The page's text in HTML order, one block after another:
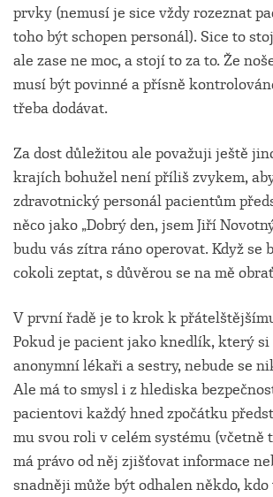
prvky (nemusí je sice vždy rozeznat
toho být schopen personál). Sice to
ale zase ne moc, a stojí to za to. Že
musí být povinné a přísně
třeba dodávat.
Za dost důležitou ale považuji ještě
krajích bohužel není příliš zvykem,
zdravotnický personál pacientům
něco jako „Dobrý den, jsem Jiří
budu vás zítra ráno operovat. Když se
cokoli zeptat, s důvěrou se na mě
V první řadě je to krok k
Pokud je pacient jako knedlík, který
anonymní lékaři a sestry, nebude se
Ale má to smysl i z hlediska
pacientovi každý hned zpočátku
mu svou roli v celém systému (včetně
má právo od něj zjišťovat informace
snadněji může být odhalen někdo, kdo